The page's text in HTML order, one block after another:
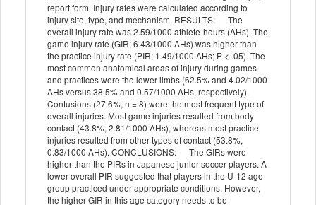
report form. Injury rates were calculated according to
injury site, type, and mechanism. RESULTS: The
overall injury rate was 2.59/1000 athlete-hours (AHs). The
game injury rate (GIR; 6.43/1000 AHs) was higher than
the practice injury rate (PIR; 1.49/1000 AHs; P < .05). The
most common anatomical areas of injury during games
and practices were the lower limbs (62.5% and 4.02/1000
AHs versus 38.5% and 0.57/1000 AHs, respectively).
Contusions (27.6%, n = 8) were the most frequent type of
overall injuries. Most game injuries resulted from body
contact (43.8%, 2.81/1000 AHs), whereas most practice
injuries resulted from other types of contact (53.8%,
0.83/1000 AHs). CONCLUSIONS: The GIRs were
higher than the PIRs in Japanese junior soccer players. A
lower overall PIR suggested that players in the U-12 age
group practiced under appropriate conditions. However,
the higher GIR in this age category needs to be